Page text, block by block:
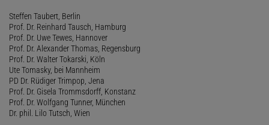
Steffen Taubert, Berlin
Prof. Dr. Reinhard Tausch, Hamburg
Prof. Dr. Uwe Tewes, Hannover
Prof. Dr. Alexander Thomas, Regensburg
Prof. Dr. Walter Tokarski, Köln
Ute Tomasky, bei Mannheim
PD Dr. Rüdiger Trimpop, Jena
Prof. Dr. Gisela Trommsdorff, Konstanz
Prof. Dr. Wolfgang Tunner, München
Dr. phil. Lilo Tutsch, Wien